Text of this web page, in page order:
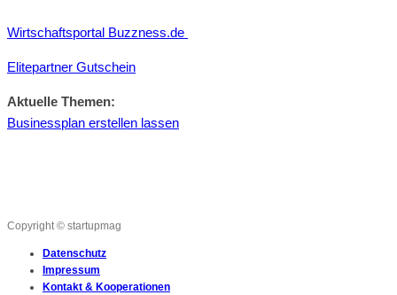
Wirtschaftsportal Buzzness.de
Elitepartner Gutschein
Aktuelle Themen:
Businessplan erstellen lassen
Copyright © startupmag
Datenschutz
Impressum
Kontakt & Kooperationen